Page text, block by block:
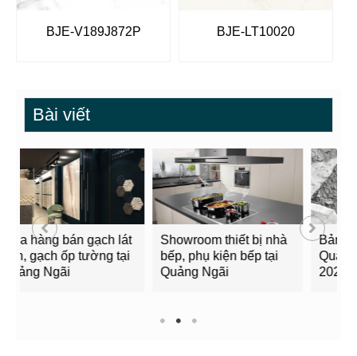
BJE-V189J872P BJE-LT10020
Bài viết
Bảng giá xi măng tại
Quảng Ngãi mới nhất
2022
Cửa hàng bán gạch ốp
lát, gạch trang trí tại
Quảng Ngãi
1 2 3